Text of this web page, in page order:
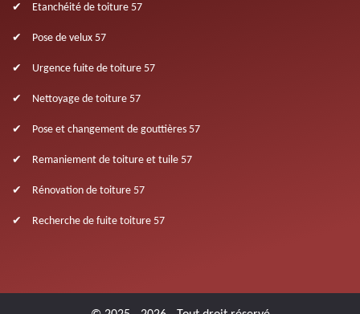
Etanchéité de toiture 57
Pose de velux 57
Urgence fuite de toiture 57
Nettoyage de toiture 57
Pose et changement de gouttières 57
Remaniement de toiture et tuile 57
Rénovation de toiture 57
Recherche de fuite toiture 57